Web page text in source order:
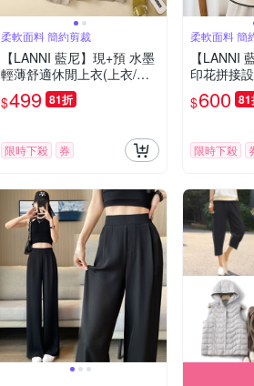
柔軟面料 簡約剪裁
【LANNI 藍尼】現+預 水墨
輕薄舒適休閒上衣(上衣/女
裝/T恤/休閒/百搭)
$499 81折
限時下殺 券
柔軟面料 簡
【LANNI
印花拼接
上衣/休閒/
$600 81
限時下殺